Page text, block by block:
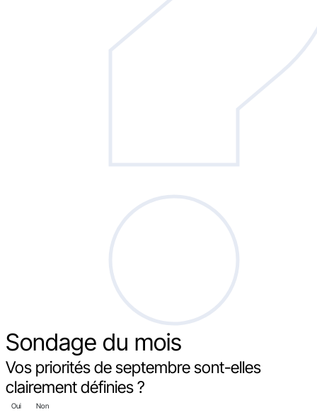
Sondage du mois
Vos priorités de septembre sont-elles
clairement définies ?
Oui Non